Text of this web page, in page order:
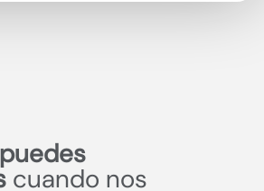
puedes
cuando nos